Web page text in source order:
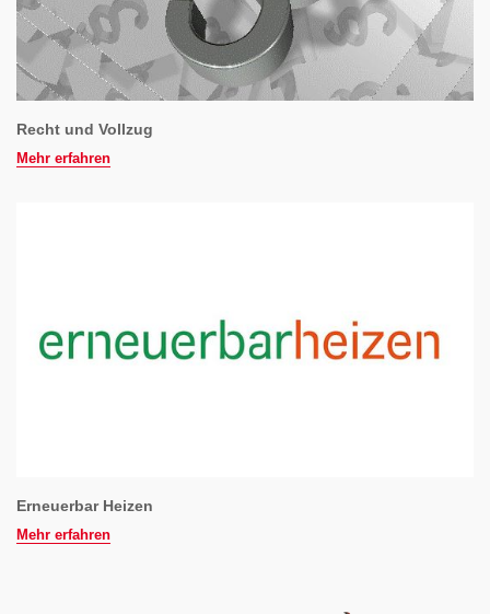
Recht und Vollzug
Mehr erfahren
Erneuerbar Heizen
Mehr erfahren